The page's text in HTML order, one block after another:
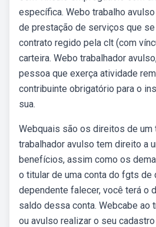
específica. Webo trabalho
de prestação de serviços que
contrato regido pela clt (com
carteira. Webo trabalhador
pessoa que exerça atividade
contribuinte obrigatório para o
sua.
Webquais são os direitos de um
trabalhador avulso tem direito a
benefícios, assim como os
o titular de uma conta do fgts de
dependente falecer, você terá o
saldo dessa conta. Webcabe ao
ou avulso realizar o seu